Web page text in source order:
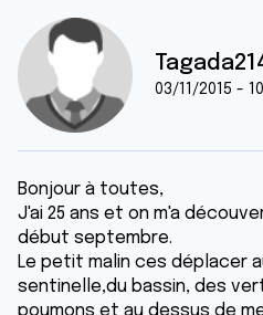
03/11/2015 -
Bonjour à toutes,
J'ai 25 ans et on m'a
début septembre.
Le petit malin ces déplacer
sentinelle,du bassin, des
poumons et au dessus de